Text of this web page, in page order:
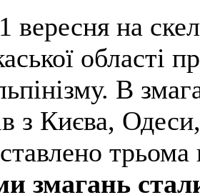
вересня на
області
В
з Києва,
змагань